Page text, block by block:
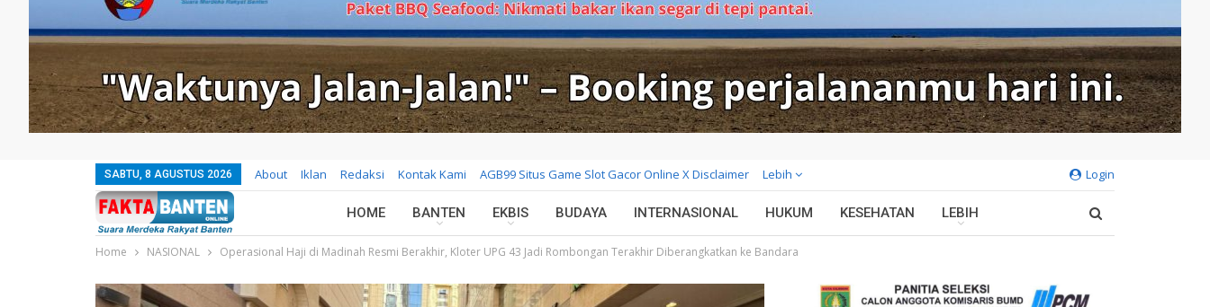
Login
SABTU, 8 AGUSTUS 2026 About Iklan Redaksi Kontak Kami AGB99 Situs Game Slot Gacor Online X Disclaimer Lebih
HOME BANTEN EKBIS BUDAYA INTERNASIONAL HUKUM KESEHATAN LEBIH
Home NASIONAL Operasional Haji di Madinah Resmi Berakhir, Kloter UPG 43 Jadi Rombongan Terakhir Diberangkatkan ke Bandara